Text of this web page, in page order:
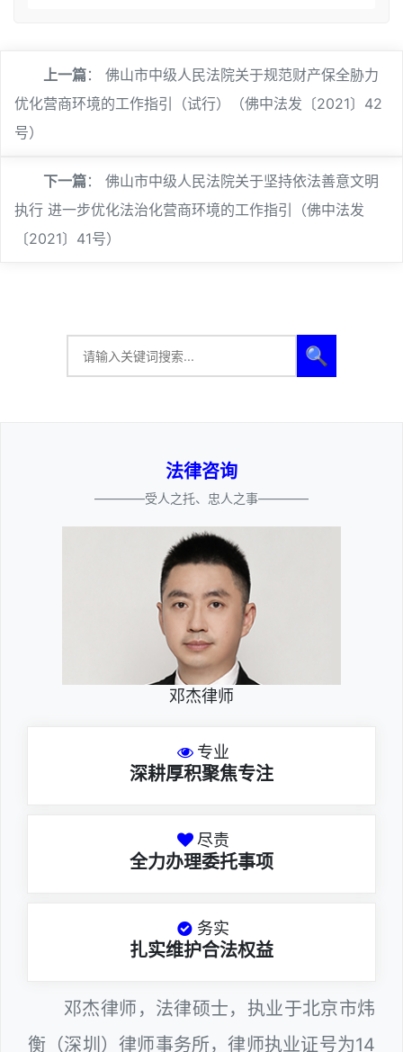
上一篇： 佛山市中级人民法院关于规范财产保全胁力
优化营商环境的工作指引（试行）（佛中法发〔2021〕42
号）
下一篇： 佛山市中级人民法院关于坚持依法善意文明
执行 进一步优化法治化营商环境的工作指引（佛中法发
〔2021〕41号）
🔍
法律咨询
————受人之托、忠人之事————
邓杰律师
专业
深耕厚积聚焦专注
尽责
全力办理委托事项
务实
扎实维护合法权益
邓杰律师，法律硕士，执业于北京市炜
衡（深圳）律师事务所，律师执业证号为14